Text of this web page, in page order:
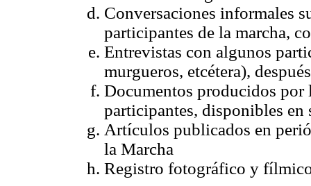
Conversaciones informales
participantes de la marcha,
Entrevistas con algunos
murgueros, etcétera),
Documentos producidos por
participantes, disponibles en
Artículos publicados en
la Marcha
Registro fotográfico y